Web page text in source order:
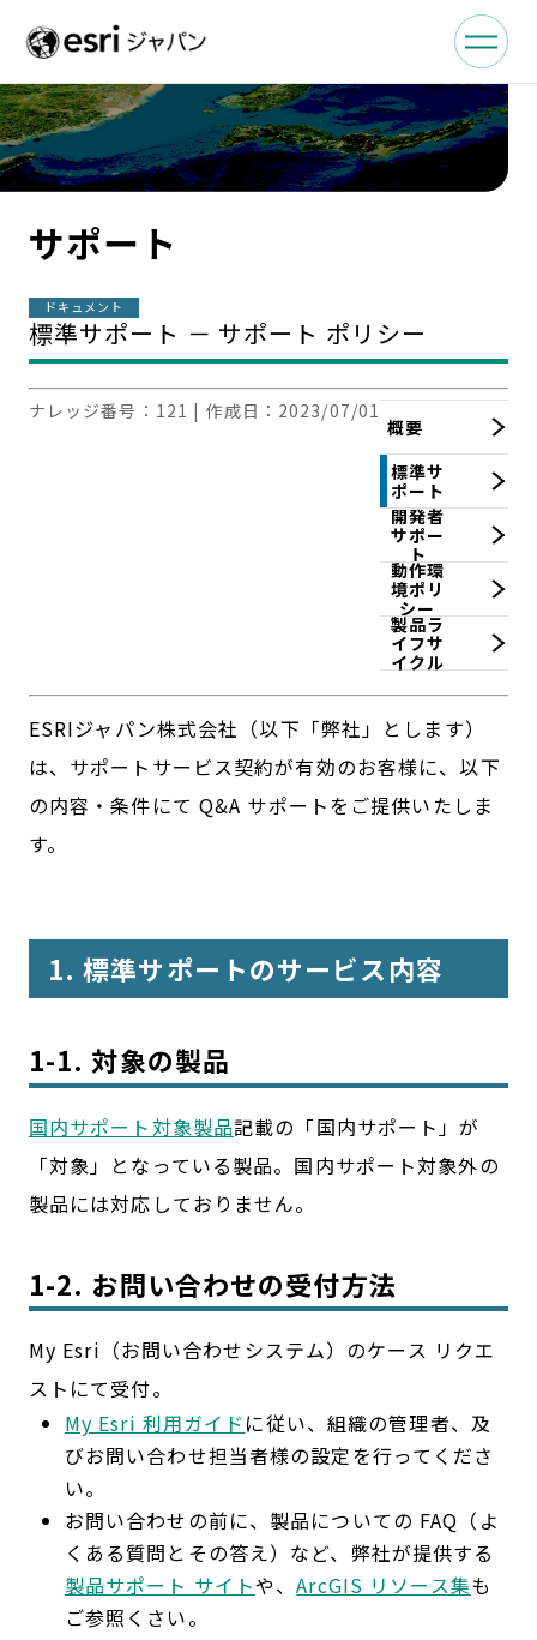
サポート
ドキュメント
標準サポート － サポート ポリシー
ナレッジ番号： 121 | 作成日： 2023/07/01
概要
標準サ
ポート
開発者
サポー
ト
動作環
境ポリ
シー
製品ラ
イフサ
イクル
ESRIジャパン株式会社（以下「弊社」とします）
は、サポートサービス契約が有効のお客様に、以下
の内容・条件にて Q&A サポートをご提供いたしま
す。
1. 標準サポートのサービス内容
1-1. 対象の製品
国内サポート対象製品記載の「国内サポート」が
「対象」となっている製品。国内サポート対象外の
製品には対応しておりません。
1-2. お問い合わせの受付方法
My Esri（お問い合わせシステム）のケース リクエ
ストにて受付。
My Esri 利用ガイド に従い、組織の管理者、及
びお問い合わせ担当者様の設定を行ってくださ
い。
お問い合わせの前に、製品についての FAQ（よ
くある質問とその答え）など、弊社が提供する
製品サポート サイトや、ArcGIS リソース集も
ご参照くさい。